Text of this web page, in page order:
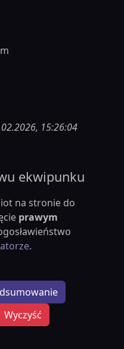
15:26:04
ekwipunku
na stronie do
prawym
.
Wyczyść